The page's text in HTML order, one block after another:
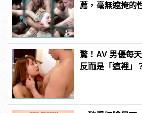
薦，毫無遮掩的
驚！AV 男優每
反而是「這裡」